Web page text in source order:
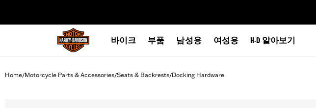
바이크 부품 남성용 여성용 H-D 알아보기
Home/Motorcycle Parts & Accessories/Seats & Backrests/Docking Hardware